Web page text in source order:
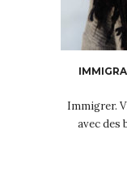
Immigrer.
avec des